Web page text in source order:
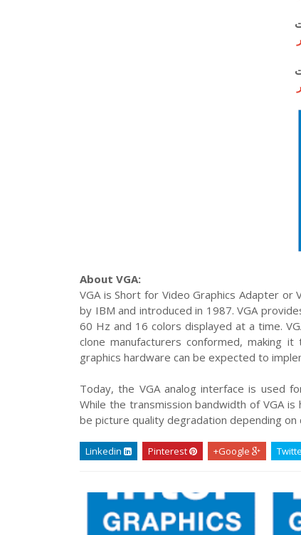
About VGA:
VGA is Short for Video Graphics Adapter or
by IBM and introduced in 1987. VGA
60 Hz and 16 colors displayed at a time.
clone manufacturers conformed, making
graphics hardware can be expected to
Today, the VGA analog interface is used
While the transmission bandwidth of VGA
be picture quality degradation depending on